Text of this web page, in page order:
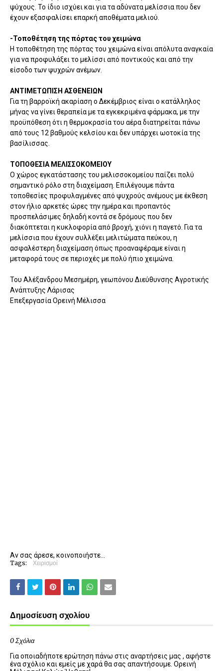
ψύχους. Το ίδιο ισχύει και για τα αδύνατα μελίσσια που δεν
έχουν εξασφαλίσει επαρκή αποθέματα μελιού.
-Τοποθέτηση της πόρτας του χειμώνα
Η τοποθέτηση της πόρτας του χειμώνα είναι απόλυτα αναγκαία
για να προφυλάξει το μελίσσι από ποντικούς και από την
είσοδο των ψυχρών ανέμων.
ΑΝΤΙΜΕΤΩΠΙΣΗ ΑΣΘΕΝΕΙΩΝ
Για τη βαρροϊκή ακαρίαση ο Δεκέμβριος είναι ο κατάλληλος
μήνας να γίνει θεραπεία με τα εγκεκριμένα φάρμακα, με την
προϋπόθεση ότι η θερμοκρασία του αέρα διατηρείται πάνω
από τους 12 βαθμούς κελσίου και δεν υπάρχει ωοτοκία της
βασίλισσας.
ΤΟΠΟΘΕΣΙΑ ΜΕΛΙΣΣΟΚΟΜΕΙΟΥ
Ο χώρος εγκατάστασης του μελισσοκομείου παίζει πολύ
σημαντικό ρόλο στη διαχείμαση. Επιλέγουμε πάντα
τοποθεσίες προφυλαγμένες από ψυχρούς ανέμους με έκθεση
στον ήλιο αρκετές ώρες την ημέρα και προπαντός
προσπελάσιμες δηλαδή κοντά σε δρόμους που δεν
διακόπτεται η κυκλοφορία από βροχή, χιόνι η παγετό. Για τα
μελίσσια που έχουν συλλέξει μελιτώματα πεύκου, η
ασφαλέστερη διαχείμαση όπως προαναφέραμε είναι η
μεταφορά τους σε περιοχές με πολύ ήπιο χειμώνα.
Του Αλέξανδρου Μεσημέρη, γεωπόνου Διεύθυνσης Αγροτικής
Ανάπτυξης Λάρισας
Επεξεργασία Ορεινή Μέλισσα
Αν σας άρεσε, κοινοποιήστε...
Tags: Χειρισμοί
Δημοσίευση σχολίου
0 Σχόλια
Για οποιαδήποτε ερώτηση πάνω στις αναρτήσεις μας , αφήστε
ένα σχόλιο και εμείς με χαρά θα σας απαντήσουμε. Ορεινή